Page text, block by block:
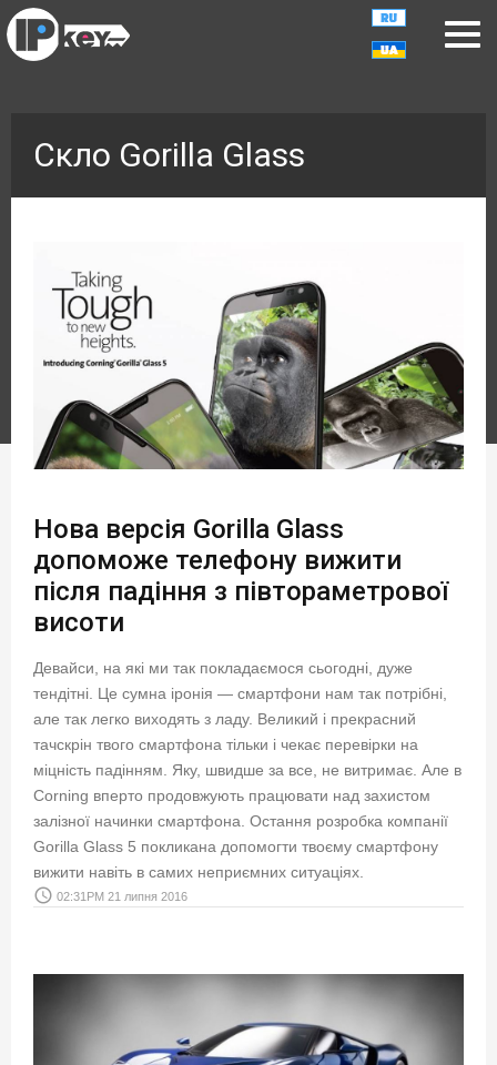
Скло Gorilla Glass
Нова версія Gorilla Glass
допоможе телефону вижити
після падіння з півтораметрової
висоти
Девайси, на які ми так покладаємося сьогодні, дуже
тендітні. Це сумна іронія — смартфони нам так потрібні,
але так легко виходять з ладу. Великий і прекрасний
тачскрін твого смартфона тільки і чекає перевірки на
міцність падінням. Яку, швидше за все, не витримає. Але в
Corning вперто продовжують працювати над захистом
залізної начинки смартфона. Остання розробка компанії
Gorilla Glass 5 покликана допомогти твоєму смартфону
вижити навіть в самих неприємних ситуаціях.
access_time 02:31PM 21 липня 2016